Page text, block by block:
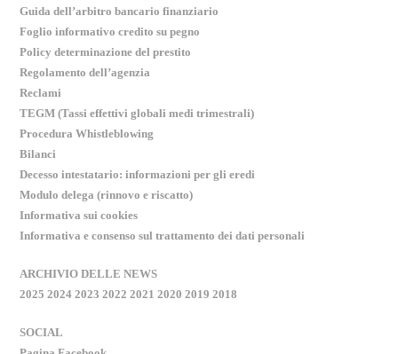
Guida dell’arbitro bancario finanziario
Foglio informativo credito su pegno
Policy determinazione del prestito
Regolamento dell’agenzia
Reclami
TEGM (Tassi effettivi globali medi trimestrali)
Procedura Whistleblowing
Bilanci
Decesso intestatario: informazioni per gli eredi
Modulo delega (rinnovo e riscatto)
Informativa sui cookies
Informativa e consenso sul trattamento dei dati personali
ARCHIVIO DELLE NEWS
2025 2024 2023 2022 2021 2020 2019 2018
SOCIAL